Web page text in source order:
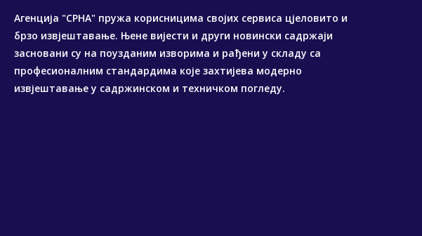
Агенција "СРНА" пружа корисницима својих сервиса цјеловито и
брзо извјештавање. Њене вијести и други новински садржаји
засновани су на поузданим изворима и рађени у складу са
професионалним стандардима које захтијева модерно
извјештавање у садржинском и техничком погледу.